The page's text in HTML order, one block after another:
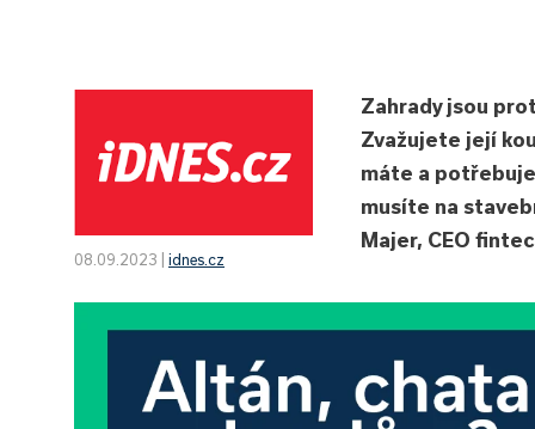
08.09.2023 | idnes.cz
Zahrady jsou
Zvažujete její
máte a
musíte na
Majer, CEO